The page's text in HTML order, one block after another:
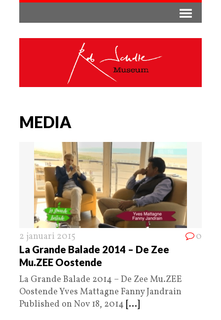
MEDIA
2 januari 2015 0
La Grande Balade 2014 – De Zee
Mu.ZEE Oostende
La Grande Balade 2014 – De Zee Mu.ZEE
Oostende Yves Mattagne Fanny Jandrain
Published on Nov 18, 2014 [...]